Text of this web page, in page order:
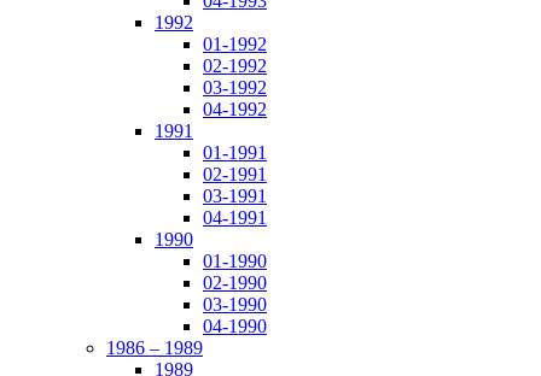
1992
01-1992
02-1992
03-1992
04-1992
1991
01-1991
02-1991
03-1991
04-1991
1990
01-1990
02-1990
03-1990
04-1990
1986 – 1989
1989